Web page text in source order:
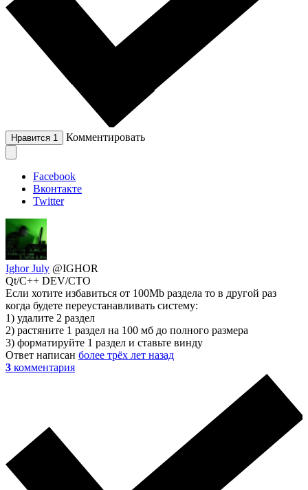
Нравится 1 Комментировать
Facebook
Вконтакте
Twitter
Ighor July @IGHOR
Qt/C++ DEV/CTO
Если хотите избавиться от 100Mb раздела то в другой раз
когда будете переустанавливать систему:
1) удалите 2 раздел
2) растяните 1 раздел на 100 мб до полного размера
3) форматируйте 1 раздел и ставьте винду
Ответ написан более трёх лет назад
3 комментария